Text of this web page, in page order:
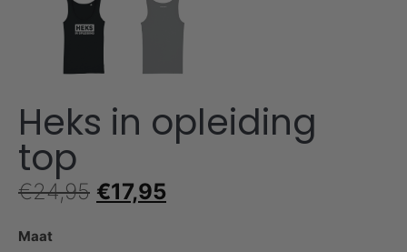
Heks in opleiding
top
€24,95 €17,95
Maat